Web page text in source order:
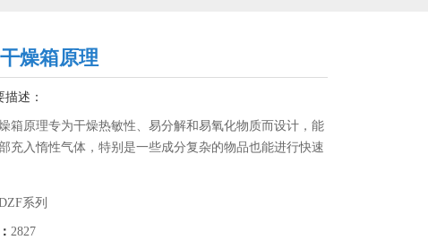
燥箱原理
描述：
箱原理专为干燥热敏性、易分解和易氧化物质而设计，能
充入惰性气体，特别是一些成分复杂的物品也能进行快速
系列
2827